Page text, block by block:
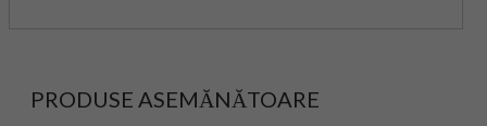
PRODUSE ASEMĂNĂTOARE